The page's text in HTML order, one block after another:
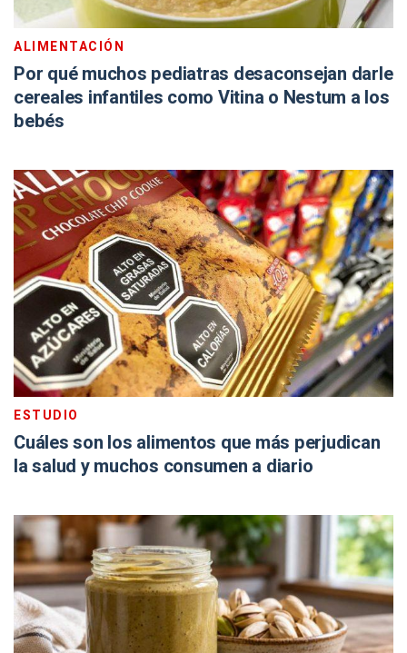
ALIMENTACIÓN
Por qué muchos pediatras desaconsejan darle
cereales infantiles como Vitina o Nestum a los
bebés
ESTUDIO
Cuáles son los alimentos que más perjudican
la salud y muchos consumen a diario